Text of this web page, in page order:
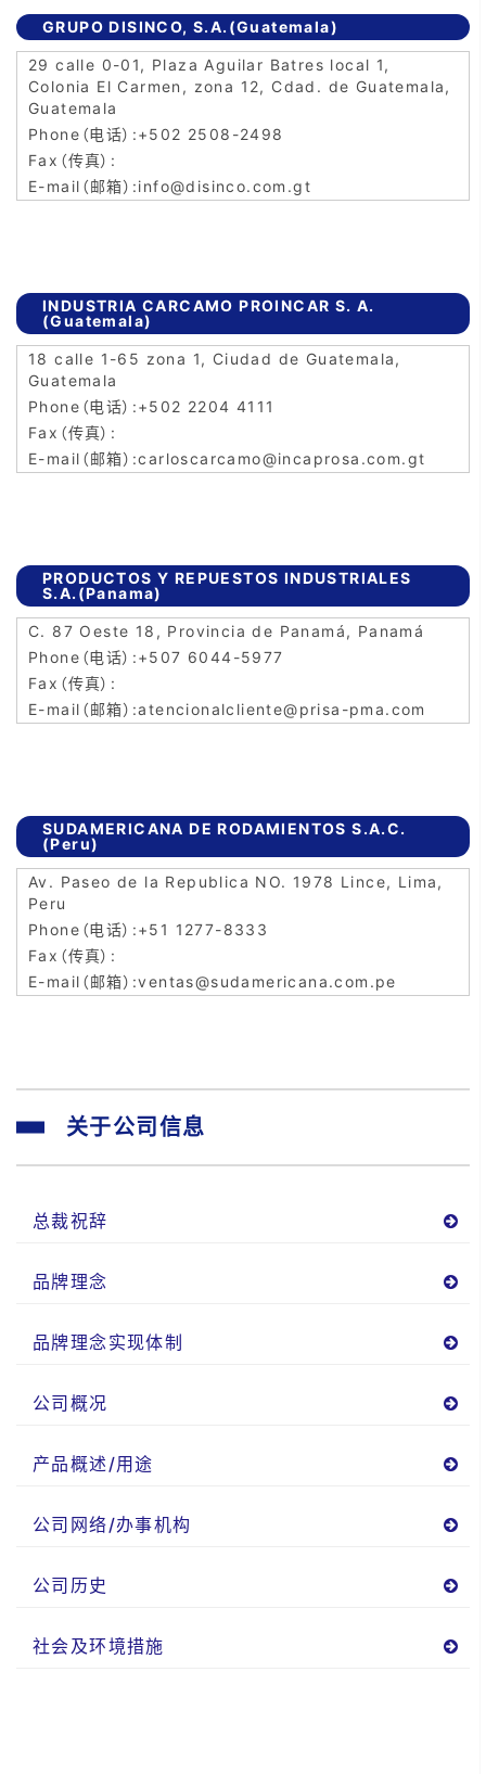
GRUPO DISINCO, S.A.(Guatemala)
29 calle 0-01, Plaza Aguilar Batres local 1,
Colonia El Carmen, zona 12, Cdad. de Guatemala,
Guatemala
+502 2508-2498
info@disinco.com.gt
INDUSTRIA CARCAMO PROINCAR S. A.
(Guatemala)
18 calle 1-65 zona 1, Ciudad de Guatemala,
Guatemala
+502 2204 4111
carloscarcamo@incaprosa.com.gt
PRODUCTOS Y REPUESTOS INDUSTRIALES
S.A.(Panama)
C. 87 Oeste 18, Provincia de Panamá, Panamá
+507 6044-5977
atencionalcliente@prisa-pma.com
SUDAMERICANA DE RODAMIENTOS S.A.C.
(Peru)
Av. Paseo de la Republica NO. 1978 Lince, Lima,
Peru
+51 1277-8333
ventas@sudamericana.com.pe
关于公司信息
总裁祝辞
品牌理念
品牌理念实现体制
公司概况
产品概述/用途
公司网络/办事机构
公司历史
社会及环境措施